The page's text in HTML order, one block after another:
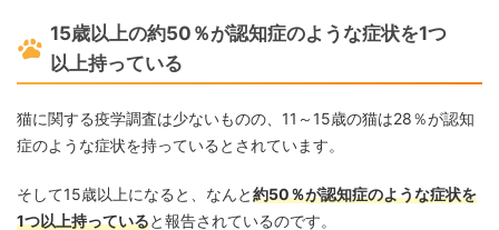
15歳以上の約50％が認知症のような症状を1つ
以上持っている
猫に関する疫学調査は少ないものの、11～15歳の猫は28％が認知
症のような症状を持っているとされています。
そして15歳以上になると、なんと約50％が認知症のような症状を
1つ以上持っていると報告されているのです。